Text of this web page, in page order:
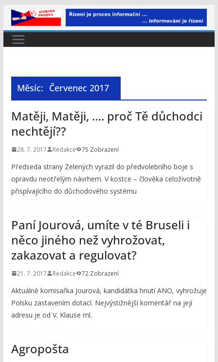
Přeskočit
na
obsah
Měsíc: Červenec 2017
Matěji, Matěji, …. proč Tě důchodci
nechtějí??
28. 7. 2017 Redakce 75 Zobrazení
Předseda strany Zelených vyrazil do předvolebního boje s
opravdu neotřelým návrhem. V kostce – člověka celoživotně
přispívajícího do důchodového systému
Paní Jourová, umíte v té Bruseli i
něco jiného než vyhrožovat,
zakazovat a regulovat?
21. 7. 2017 Redakce 72 Zobrazení
Aktuálně komisařka Jourová, kandidátka hnutí ANO, vyhrožuje
Polsku zastavením dotací. Nejvýstižnější komentář na její
adresu je od V. Klause ml.
Agropošta